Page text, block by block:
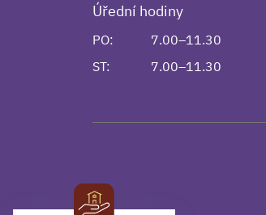
Úřední hodiny
PO: 7.00–11.30
ST:
7.00–11.30